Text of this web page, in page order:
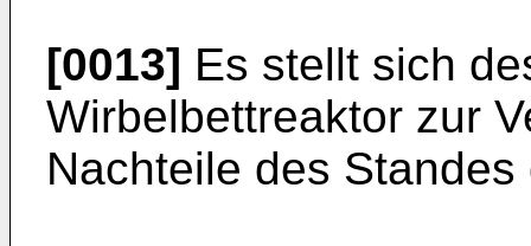
[0013] Es stellt sich
Wirbelbettreaktor zur
Nachteile des